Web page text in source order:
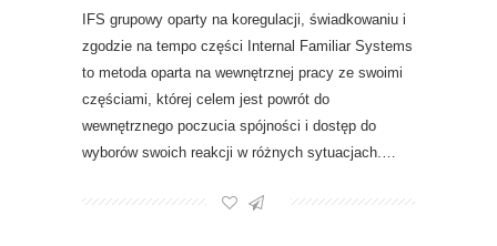
IFS grupowy oparty na koregulacji, świadkowaniu i
zgodzie na tempo części Internal Familiar Systems
to metoda oparta na wewnętrznej pracy ze swoimi
częściami, której celem jest powrót do
wewnętrznego poczucia spójności i dostęp do
wyborów swoich reakcji w różnych sytuacjach.…